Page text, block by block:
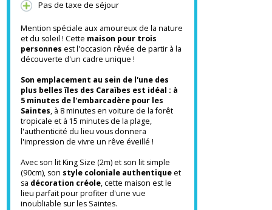
Piscine
Réfrigérateur
Pas de taxe de séjour
et du soleil ! Cette maison pour trois
personnesest l'occasion rêvée de partir à la
découverte d'un cadre unique !
Son emplacement au sein de l'une des
plus belles îles des Caraïbes est idéal : à
5 minutes de l'embarcadère pour les
tropicale et à 15 minutes de la plage,
l'authenticité du lieu vous donnera
l'impression de vivre un rêve éveillé !